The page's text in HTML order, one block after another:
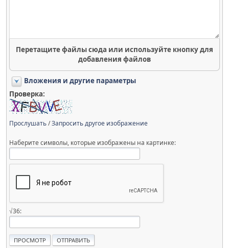
Перетащите файлы сюда или используйте кнопку для
добавления файлов
Вложения и другие параметры
Проверка:
Прослушать/Запросить другое изображение
Наберите символы, которые изображены на картинке:
√36: